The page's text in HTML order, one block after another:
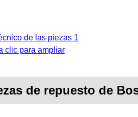
de las piezas 1
clic para ampliar
de repuesto de